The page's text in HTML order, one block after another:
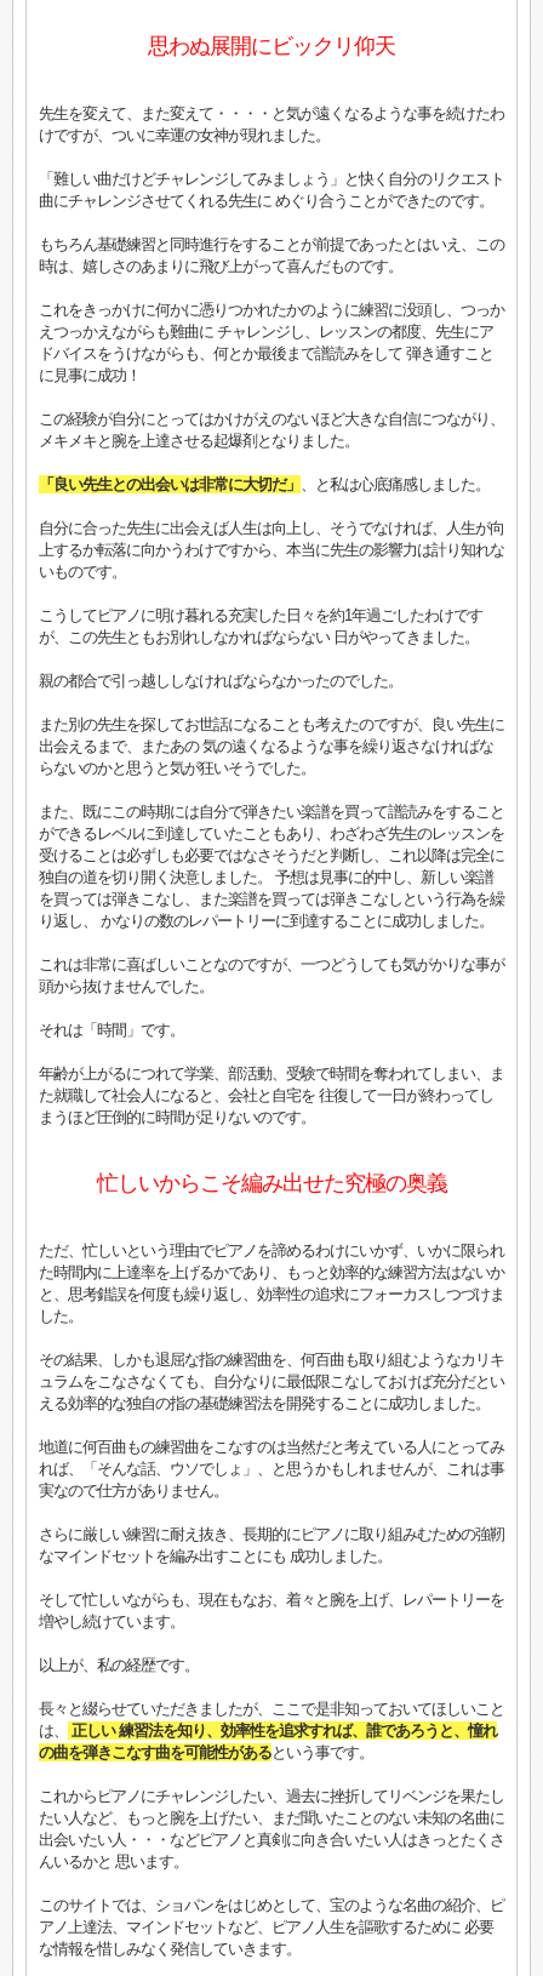
思わぬ展開にビックリ仰天
先生を変えて、また変えて・・・・と気が遠くなるような事を続けたわ
けですが、ついに幸運の女神が現れました。
「難しい曲だけどチャレンジしてみましょう」と快く自分のリクエスト
曲にチャレンジさせてくれる先生に めぐり合うことができたのです。
もちろん基礎練習と同時進行をすることが前提であったとはいえ、この
時は、嬉しさのあまりに飛び上がって喜んだものです。
これをきっかけに何かに憑りつかれたかのように練習に没頭し、つっか
えつっかえながらも難曲に チャレンジし、レッスンの都度、先生にア
ドバイスをうけながらも、何とか最後まで譜読みをして 弾き通すこと
に見事に成功！
この経験が自分にとってはかけがえのないほど大きな自信につながり、
メキメキと腕を上達させる起爆剤となりました。
「良い先生との出会いは非常に大切だ」 、と私は心底痛感しました。
自分に合った先生に出会えば人生は向上し、そうでなければ、人生が向
上するか転落に向かうわけですから、本当に先生の影響力は計り知れな
いものです。
こうしてピアノに明け暮れる充実した日々を約1年過ごしたわけです
が、この先生ともお別れしなかればならない 日がやってきました。
親の都合で引っ越ししなければならなかったのでした。
また別の先生を探してお世話になることも考えたのですが、良い先生に
出会えるまで、またあの 気の遠くなるような事を繰り返さなければな
らないのかと思うと気が狂いそうでした。
また、既にこの時期には自分で弾きたい楽譜を買って譜読みをすること
ができるレベルに到達していたこともあり、わざわざ先生のレッスンを
受けることは必ずしも必要ではなさそうだと判断し、これ以降は完全に
独自の道を切り開く決意しました。 予想は見事に的中し、新しい楽譜
を買っては弾きこなし、また楽譜を買っては弾きこなしという行為を繰
り返し、 かなりの数のレパートリーに到達することに成功しました。
これは非常に喜ばしいことなのですが、一つどうしても気がかりな事が
頭から抜けませんでした。
それは「時間」です。
年齢が上がるにつれて学業、部活動、受験で時間を奪われてしまい、ま
た就職して社会人になると、会社と自宅を 往復して一日が終わってし
まうほど圧倒的に時間が足りないのです。
忙しいからこそ編み出せた究極の奥義
ただ、忙しいという理由でピアノを諦めるわけにいかず、いかに限られ
た時間内に上達率を上げるかであり、もっと効率的な練習方法はないか
と、思考錯誤を何度も繰り返し、効率性の追求にフォーカスしつづけま
した。
その結果、しかも退屈な指の練習曲を、何百曲も取り組むようなカリキ
ュラムをこなさなくても、自分なりに最低限こなしておけば充分だとい
える効率的な独自の指の基礎練習法を開発することに成功しました。
地道に何百曲もの練習曲をこなすのは当然だと考えている人にとってみ
れば、「そんな話、ウソでしょ」、と思うかもしれませんが、これは事
実なので仕方がありません。
さらに厳しい練習に耐え抜き、長期的にピアノに取り組みむための強靭
なマインドセットを編み出すことにも 成功しました。
そして忙しいながらも、現在もなお、着々と腕を上げ、レパートリーを
増やし続けています。
以上が、私の経歴です。
長々と綴らせていただきましたが、ここで是非知っておいてほしいこと
は、
正しい 練習法を知り、効率性を追求すれば、誰であろうと、憧れ
の曲を弾きこなす曲を可能性があるという事です。
これからピアノにチャレンジしたい、過去に挫折してリベンジを果たし
たい人など、もっと腕を上げたい、まだ聞いたことのない未知の名曲に
出会いたい人・・・などピアノと真剣に向き合いたい人はきっとたくさ
んいるかと 思います。
このサイトでは、ショパンをはじめとして、宝のような名曲の紹介、ピ
アノ上達法、マインドセットなど、ピアノ人生を謳歌するために 必要
な情報を惜しみなく発信していきます。